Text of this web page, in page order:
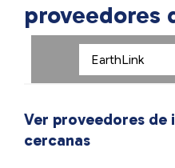
proveedores
Ver proveedores de
cercanas